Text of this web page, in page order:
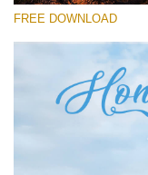
(1432 Lr Presets)
FREE DOWNLOAD